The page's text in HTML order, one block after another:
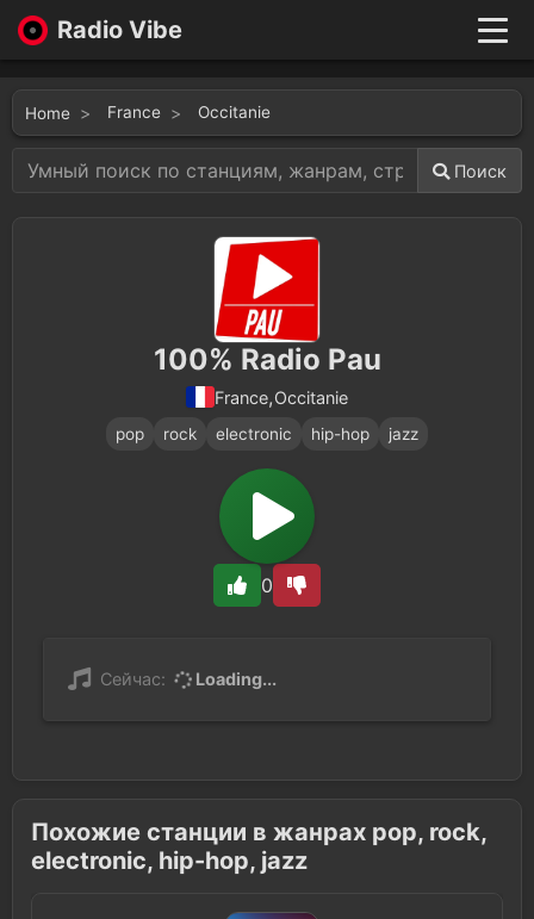
Radio Vibe
Genres
Likes
Favorites
Home France Occitanie
Поиск
100% Radio Pau
France,Occitanie
pop rock electronic hip-hop jazz
0
Сейчас: Loading...
Похожие станции в жанрах pop, rock,
electronic, hip-hop, jazz